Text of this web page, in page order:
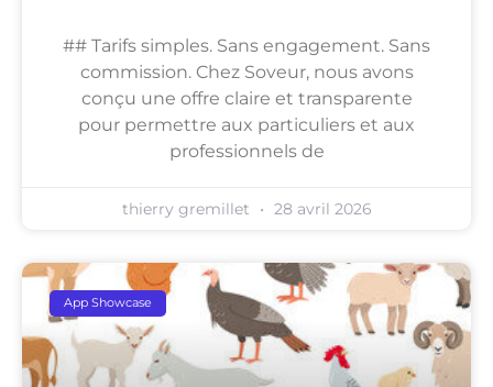
## Tarifs simples. Sans engagement. Sans
commission. Chez Soveur, nous avons
conçu une offre claire et transparente
pour permettre aux particuliers et aux
professionnels de
thierry gremillet 28 avril 2026
App Showcase